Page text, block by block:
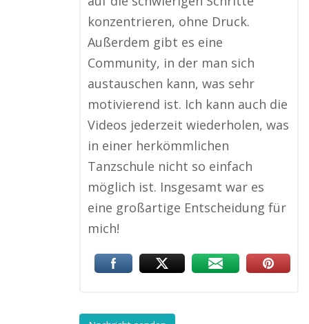
konzentrieren, ohne Druck.
Außerdem gibt es eine
Community, in der man sich
austauschen kann, was sehr
motivierend ist. Ich kann auch die
Videos jederzeit wiederholen, was
in einer herkömmlichen
Tanzschule nicht so einfach
möglich ist. Insgesamt war es
eine großartige Entscheidung für
mich!